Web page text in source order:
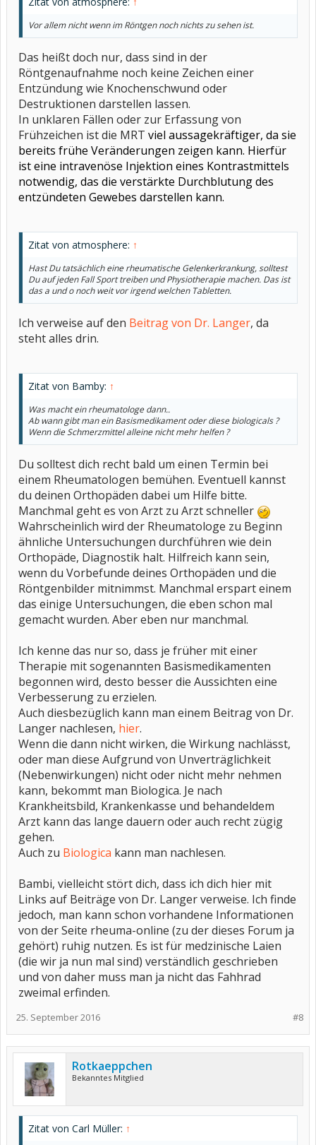
Vor allem nicht wenn im Röntgen noch nichts zu sehen ist.
Das heißt doch nur, dass sind in der
Röntgenaufnahme noch keine Zeichen einer
Entzündung wie Knochenschwund oder
Destruktionen darstellen lassen.
In unklaren Fällen oder zur Erfassung von
Frühzeichen ist die MRT viel aussagekräftiger, da sie
bereits frühe Veränderungen zeigen kann. Hierfür
ist eine intravenöse Injektion eines Kontrastmittels
notwendig, das die verstärkte Durchblutung des
entzündeten Gewebes darstellen kann.
Zitat von atmosphere: ↑
Hast Du tatsächlich eine rheumatische Gelenkerkrankung, solltest
Du auf jeden Fall Sport treiben und Physiotherapie machen. Das ist
das a und o noch weit vor irgend welchen Tabletten.
Ich verweise auf den Beitrag von Dr. Langer, da
steht alles drin.
Zitat von Bamby: ↑
Was macht ein rheumatologe dann..
Ab wann gibt man ein Basismedikament oder diese biologicals ?
Wenn die Schmerzmittel alleine nicht mehr helfen ?
Du solltest dich recht bald um einen Termin bei
einem Rheumatologen bemühen. Eventuell kannst
du deinen Orthopäden dabei um Hilfe bitte.
Manchmal geht es von Arzt zu Arzt schneller
Wahrscheinlich wird der Rheumatologe zu Beginn
ähnliche Untersuchungen durchführen wie dein
Orthopäde, Diagnostik halt. Hilfreich kann sein,
wenn du Vorbefunde deines Orthopäden und die
Röntgenbilder mitnimmst. Manchmal erspart einem
das einige Untersuchungen, die eben schon mal
gemacht wurden. Aber eben nur manchmal.
Ich kenne das nur so, dass je früher mit einer
Therapie mit sogenannten Basismedikamenten
begonnen wird, desto besser die Aussichten eine
Verbesserung zu erzielen.
Auch diesbezüglich kann man einem Beitrag von Dr.
Langer nachlesen, hier.
Wenn die dann nicht wirken, die Wirkung nachlässt,
oder man diese Aufgrund von Unverträglichkeit
(Nebenwirkungen) nicht oder nicht mehr nehmen
kann, bekommt man Biologica. Je nach
Krankheitsbild, Krankenkasse und behandeldem
Arzt kann das lange dauern oder auch recht zügig
gehen.
Auch zu Biologica kann man nachlesen.
Bambi, vielleicht stört dich, dass ich dich hier mit
Links auf Beiträge von Dr. Langer verweise. Ich finde
jedoch, man kann schon vorhandene Informationen
von der Seite rheuma-online (zu der dieses Forum ja
gehört) ruhig nutzen. Es ist für medzinische Laien
(die wir ja nun mal sind) verständlich geschrieben
und von daher muss man ja nicht das Fahhrad
zweimal erfinden.
#8
25. September 2016
Rotkaeppchen
Bekanntes Mitglied
Zitat von Carl Müller: ↑